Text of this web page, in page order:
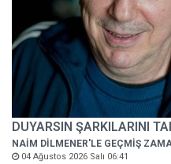
DUYARSIN ŞARKILARINI
NAİM DİLMENER'LE GEÇMİŞ
04 Ağustos 2026 Salı 06:41